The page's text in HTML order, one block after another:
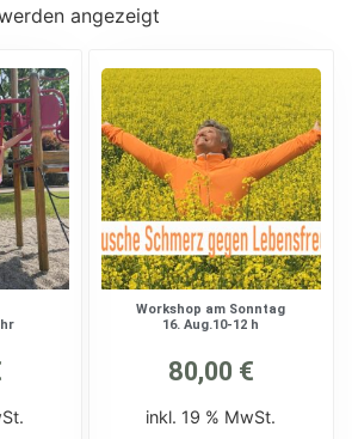
angezeigt
Workshop am Sonntag
16. Aug.10-12 h
80,00 €
inkl. 19 % MwSt.